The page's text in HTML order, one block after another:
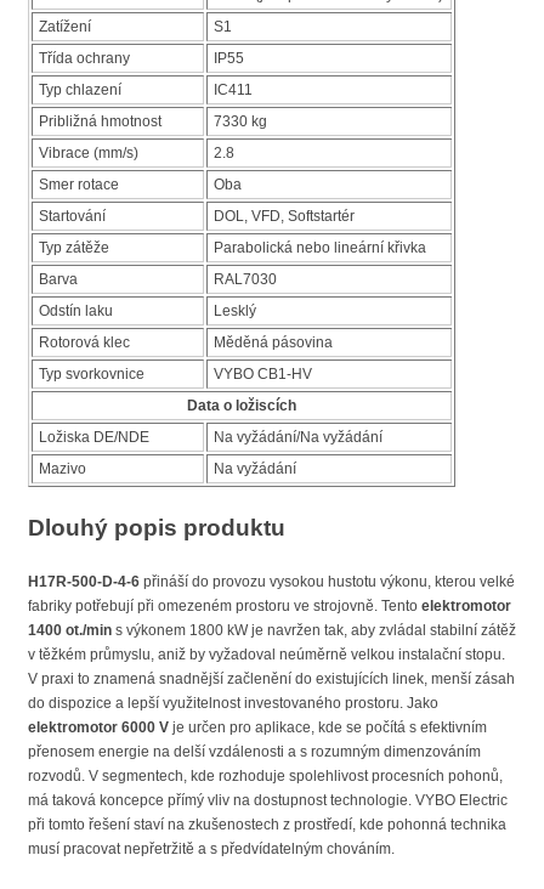
Zatížení
S1
Třída ochrany
IP55
Typ chlazení
IC411
Približná hmotnost
7330 kg
Vibrace (mm/s)
2.8
Smer rotace
Oba
Startování
DOL, VFD, Softstartér
Typ zátěže
Parabolická nebo lineární křivka
Barva
RAL7030
Odstín laku
Lesklý
Rotorová klec
Měděná pásovina
Typ svorkovnice
VYBO CB1-HV
Data o ložiscích
Ložiska DE/NDE
Na vyžádání/Na vyžádání
Mazivo
Na vyžádání
Dlouhý popis produktu
H17R-500-D-4-6 přináší do provozu vysokou hustotu výkonu, kterou velké
fabriky potřebují při omezeném prostoru ve strojovně. Tento elektromotor
1400 ot./min s výkonem 1800 kW je navržen tak, aby zvládal stabilní zátěž
v těžkém průmyslu, aniž by vyžadoval neúměrně velkou instalační stopu.
V praxi to znamená snadnější začlenění do existujících linek, menší zásah
do dispozice a lepší využitelnost investovaného prostoru. Jako
elektromotor 6000 V je určen pro aplikace, kde se počítá s efektivním
přenosem energie na delší vzdálenosti a s rozumným dimenzováním
rozvodů. V segmentech, kde rozhoduje spolehlivost procesních pohonů,
má taková koncepce přímý vliv na dostupnost technologie. VYBO Electric
při tomto řešení staví na zkušenostech z prostředí, kde pohonná technika
musí pracovat nepřetržitě a s předvídatelným chováním.